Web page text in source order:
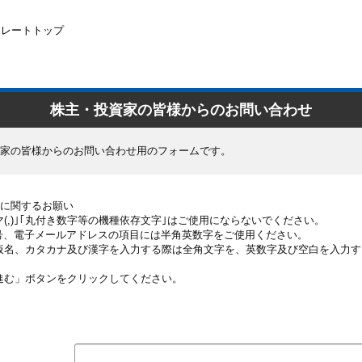
ートトップ
株主・投資家の皆様からのお問い合わせ
の皆様からのお問い合わせ用のフォームです。
関するお願い
｣｢丸付き数字等の機種依存文字｣はご使用にならないでください。
電子メールアドレスの項目には半角英数字をご使用ください。
名、カタカナ及び漢字を入力する際は全角文字を、英数字及び空白を入力
」ボタンをクリックしてください。